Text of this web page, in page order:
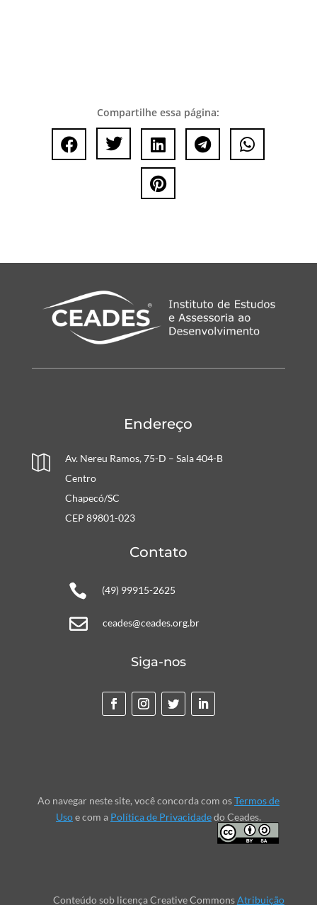
Compartilhe essa página:
    

Endereço

Av. Nereu Ramos, 75-D – Sala 404-B
Centro
Chapecó/SC
CEP 89801-023
Contato
 (49) 99915-2625
 ceades@ceades.org.br
Siga-nos
Ao navegar neste site, você concorda com osTermos de
Usoe com a Política de Privacidadedo Ceades.
Conteúdo sob licença Creative CommonsAtribuição